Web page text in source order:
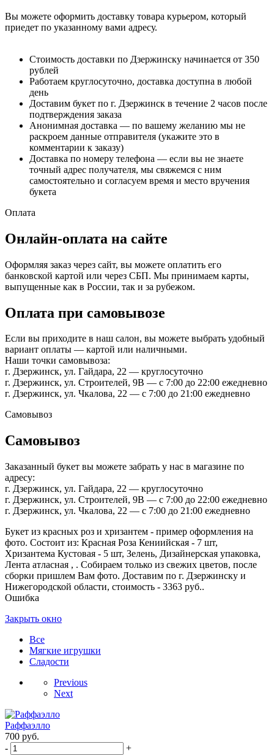
Вы можете оформить доставку товара курьером, который
приедет по указанному вами адресу.
Стоимость доставки по Дзержинску начинается от 350
рублей
Работаем круглосуточно, доставка доступна в любой
день
Доставим букет по г. Дзержинск в течение 2 часов после
подтверждения заказа
Анонимная доставка — по вашему желанию мы не
раскроем данные отправителя (укажите это в
комментарии к заказу)
Доставка по номеру телефона — если вы не знаете
точный адрес получателя, мы свяжемся с ним
самостоятельно и согласуем время и место вручения
букета
Оплата
Онлайн-оплата на сайте
Оформляя заказ через сайт, вы можете оплатить его
банковской картой или через СБП. Мы принимаем карты,
выпущенные как в России, так и за рубежом.
Оплата при самовывозе
Если вы приходите в наш салон, вы можете выбрать удобный
вариант оплаты — картой или наличными.
Наши точки самовывоза:
г. Дзержинск, ул. Гайдара, 22 — круглосуточно
г. Дзержинск, ул. Строителей, 9В — с 7:00 до 22:00 ежедневно
г. Дзержинск, ул. Чкалова, 22 — с 7:00 до 21:00 ежедневно
Самовывоз
Самовывоз
Заказанный букет вы можете забрать у нас в магазине по
адресу:
г. Дзержинск, ул. Гайдара, 22 — круглосуточно
г. Дзержинск, ул. Строителей, 9В — с 7:00 до 22:00 ежедневно
г. Дзержинск, ул. Чкалова, 22 — с 7:00 до 21:00 ежедневно
Букет из красных роз и хризантем - пример оформления на
фото. Состоит из: Красная Роза Кениийская - 7 шт,
Хризантема Кустовая - 5 шт, Зелень, Дизайнерская упаковка,
Лента атласная , . Собираем только из свежих цветов, после
сборки пришлем Вам фото. Доставим по г. Дзержинску и
Нижегородской области, стоимость - 3363 руб..
Ошибка
Закрыть окно
Все
Мягкие игрушки
Сладости
Previous
Next
Раффаэлло
700 руб.
-
+